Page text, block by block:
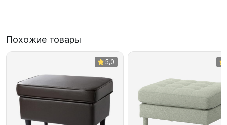
Похожие товары
5,0